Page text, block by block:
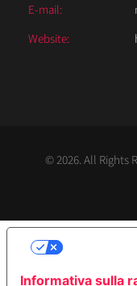
E-mail:
Website:
© 2026. All Rights
Informativa sulla